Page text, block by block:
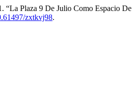
“La Plaza 9 De Julio Como Espacio
zxtkvj98.